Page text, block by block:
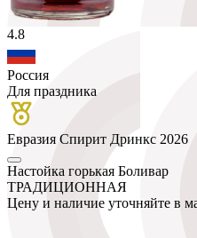
4.8
Россия
Для праздника
Евразия Спирит Дринкс 2026
Настойка горькая Боливар
ТРАДИЦИОННАЯ
Цену и наличие уточняйте в